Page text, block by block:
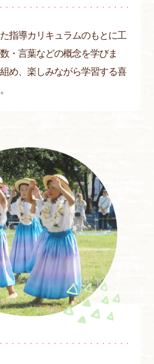
指導カリキュラムのもとに工
・言葉などの概念を学びま
め、楽しみながら学習する喜